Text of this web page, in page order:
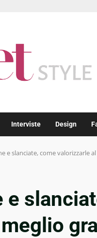
Interviste Design
e slanciate, come valorizzarle
e